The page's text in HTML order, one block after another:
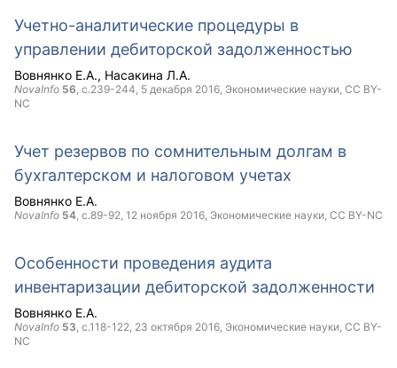
Учетно-аналитические процедуры в
управлении дебиторской задолженностью
Вовнянко Е.А. Насакина Л.А.
NovaInfo 56, с.239-244, 5 декабря 2016, Экономические науки, CC BY-
NC
Учет резервов по сомнительным долгам в
бухгалтерском и налоговом учетах
Вовнянко Е.А.
NovaInfo 54, с.89-92, 12 ноября 2016, Экономические науки, CC BY-NC
Особенности проведения аудита
инвентаризации дебиторской задолженности
Вовнянко Е.А.
NovaInfo 53, с.118-122, 23 октября 2016, Экономические науки, CC BY-
NC